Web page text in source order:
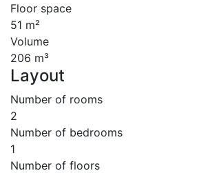
Floor space
51 m²
Volume
206 m³
Layout
Number of rooms
2
Number of bedrooms
1
Number of floors